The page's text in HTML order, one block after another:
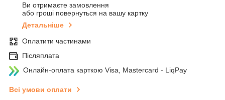
Ви отримаєте замовлення
або гроші повернуться на вашу картку
Детальніше
Оплатити частинами
Післяплата
Онлайн-оплата карткою Visa, Mastercard - LiqPay
Всі умови оплати